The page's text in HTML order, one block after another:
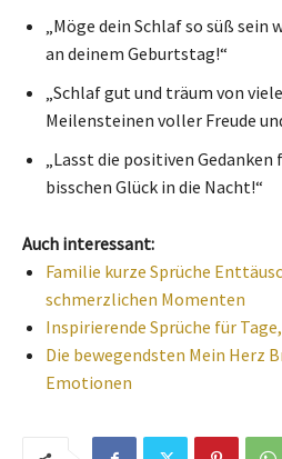
„Möge dein Schlaf so süß sein
an deinem Geburtstag!“
„Schlaf gut und träum von
Meilensteinen voller Freude
„Lasst die positiven
bisschen Glück in die Nacht!“
Auch interessant:
Familie kurze Sprüche
schmerzlichen Momenten
Inspirierende Sprüche für
Die bewegendsten Mein Herz
Emotionen